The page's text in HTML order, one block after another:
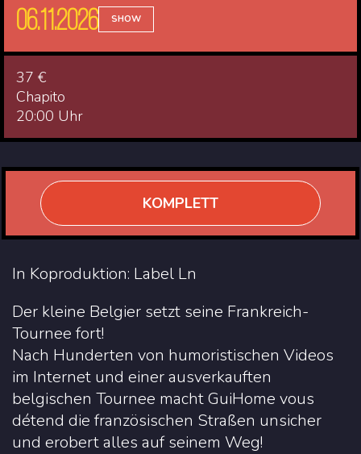
06.11.2026 SHOW
37 €
Chapito
20:00 Uhr
KOMPLETT
In Koproduktion: Label Ln
Der kleine Belgier setzt seine Frankreich-
Tournee fort!
Nach Hunderten von humoristischen Videos
im Internet und einer ausverkauften
belgischen Tournee macht GuiHome vous
détend die französischen Straßen unsicher
und erobert alles auf seinem Weg!